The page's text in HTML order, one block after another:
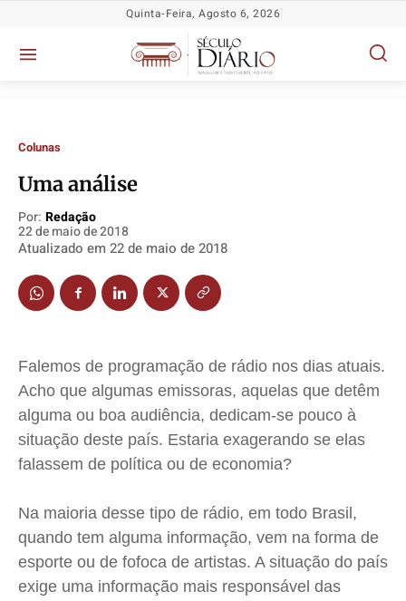
Socioeconômicas
Justiça
Meio Ambiente
Cidades
Direitos
Cultura
Colunas
Caetano Roque
Socioeconômicas
Justiça
Meio Ambiente
Cidades
Direitos
Cultura
Colunas
Caetano Roque
Socioeconômicas
Justiça
Meio Ambiente
Cidades
Direitos
Cultura
Colunas
Caetano Roque
Socioeconômicas
Justiça
Meio Ambiente
Cidades
Direitos
Cultura
Colunas
Caetano Roque
Quinta-Feira, Agosto 6, 2026
Colunas
Uma análise
Por: Redação
22 de maio de 2018
Atualizado em 22 de maio de 2018
Falemos de programação de rádio nos dias atuais.
Acho que algumas emissoras, aquelas que detêm
alguma ou boa audiência, dedicam-se pouco à
situação deste país. Estaria exagerando se elas
falassem de política ou de economia?
Na maioria desse tipo de rádio, em todo Brasil,
quando tem alguma informação, vem na forma de
esporte ou de fofoca de artistas. A situação do país
exige uma informação mais responsável das